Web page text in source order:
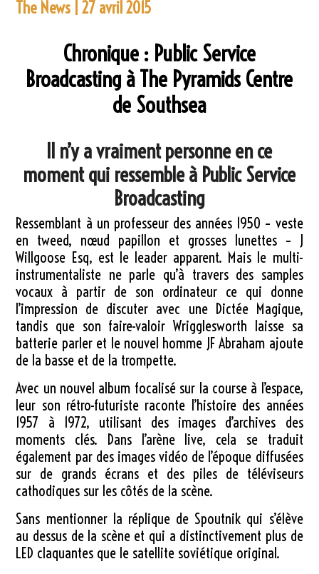
The News | 27 avril 2015
Chronique : Public Service
Broadcasting à The Pyramids Centre
de Southsea
Il n’y a vraiment personne en ce
moment qui ressemble à Public Service
Broadcasting
Ressemblant à un professeur des années 1950 – veste
en tweed, nœud papillon et grosses lunettes – J
Willgoose Esq, est le leader apparent. Mais le multi-
instrumentaliste ne parle qu’à travers des samples
vocaux à partir de son ordinateur ce qui donne
l’impression de discuter avec une Dictée Magique,
tandis que son faire-valoir Wrigglesworth laisse sa
batterie parler et le nouvel homme JF Abraham ajoute
de la basse et de la trompette.
Avec un nouvel album focalisé sur la course à l’espace,
leur son rétro-futuriste raconte l’histoire des années
1957 à 1972, utilisant des images d’archives des
moments clés. Dans l’arène live, cela se traduit
également par des images vidéo de l’époque diffusées
sur de grands écrans et des piles de téléviseurs
cathodiques sur les côtés de la scène.
Sans mentionner la réplique de Spoutnik qui s’élève
au dessus de la scène et qui a distinctivement plus de
LED claquantes que le satellite soviétique original.